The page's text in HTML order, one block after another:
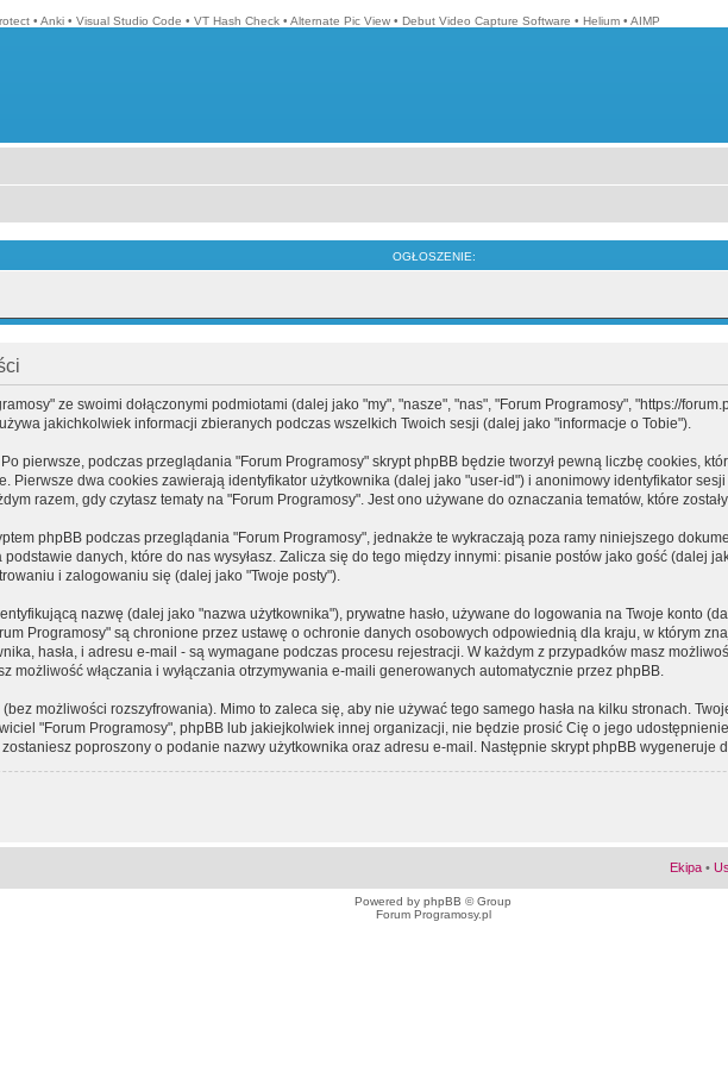
• Anki • Visual Studio Code • VT Hash Check • Alternate Pic View • Debut Video Capture Software • Helium • AIMP
OGŁOSZENIE:
ze swoimi dołączonymi podmiotami (dalej jako "my", "nasze", "nas", "Forum Programosy", "https://
jakichkolwiek informacji zbieranych podczas wszelkich Twoich sesji (dalej jako "informacje o Tobie").
pierwsze, podczas przeglądania "Forum Programosy" skrypt phpBB będzie tworzył pewną liczbę cookies,
Pierwsze dwa cookies zawierają identyfikator użytkownika (dalej jako "user-id") i anonimowy identyfikator
razem, gdy czytasz tematy na "Forum Programosy". Jest ono używane do oznaczania tematów, które
phpBB podczas przeglądania "Forum Programosy", jednakże te wykraczają poza ramy niniejszego
danych, które do nas wysyłasz. Zalicza się do tego między innymi: pisanie postów jako gość (dalej
i zalogowaniu się (dalej jako "Twoje posty").
nazwę (dalej jako "nazwa użytkownika"), prywatne hasło, używane do logowania na Twoje konto
Programosy" są chronione przez ustawę o ochronie danych osobowych odpowiednią dla kraju, w którym
hasła, i adresu e-mail - są wymagane podczas procesu rejestracji. W każdym z przypadków masz
możliwość włączania i wyłączania otrzymywania e-maili generowanych automatycznie przez phpBB.
możliwości rozszyfrowania). Mimo to zaleca się, aby nie używać tego samego hasła na kilku stronach.
"Forum Programosy", phpBB lub jakiejkolwiek innej organizacji, nie będzie prosić Cię o jego
zostaniesz poproszony o podanie nazwy użytkownika oraz adresu e-mail. Następnie skrypt phpBB wygeneruje
Ekipa •
Powered by phpBB © Group
Forum Programosy.pl